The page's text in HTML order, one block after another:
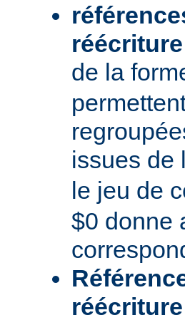
réécriture
de la
issues de
le jeu de
$0 donne
réécriture